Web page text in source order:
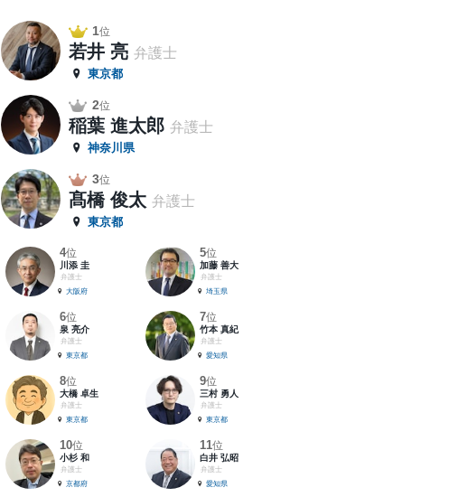
1位
若井 亮 弁護士
東京都
2位
稲葉 進太郎 弁護士
神奈川県
3位
髙橋 俊太 弁護士
東京都
4位
川添 圭
弁護士
大阪府
5位
加藤 善大
弁護士
埼玉県
6位
泉 亮介
弁護士
東京都
7位
竹本 真紀
弁護士
愛知県
8位
大橋 卓生
弁護士
東京都
9位
三村 勇人
弁護士
東京都
10位
小杉 和
弁護士
京都府
11位
白井 弘昭
弁護士
愛知県